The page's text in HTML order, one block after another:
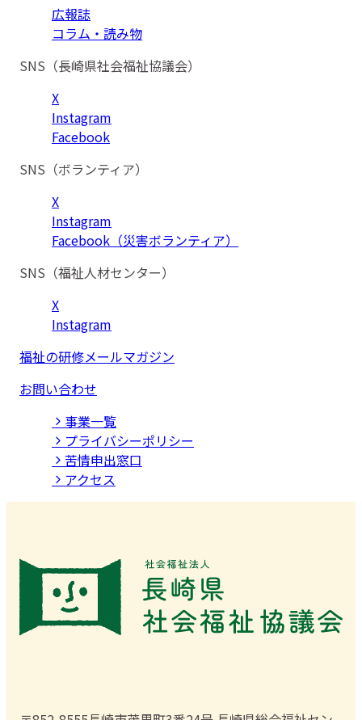
広報誌
コラム・読み物
SNS（長崎県社会福祉協議会）
X
Instagram
Facebook
SNS（ボランティア）
X
Instagram
Facebook（災害ボランティア）
SNS（福祉人材センター）
X
Instagram
福祉の研修メールマガジン
お問い合わせ
事業⼀覧
プライバシーポリシー
苦情申出窓口
アクセス